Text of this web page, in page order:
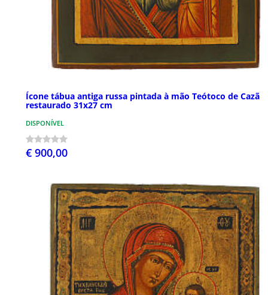
Ícone tábua antiga russa pintada à mão Teótoco de Cazã
restaurado 31x27 cm
DISPONÍVEL
€ 900,00